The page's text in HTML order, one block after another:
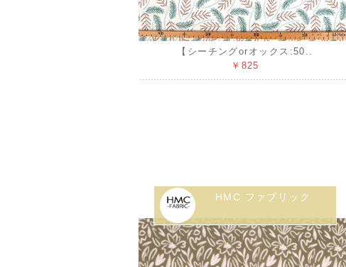
【シーチングorオックス:50..
￥825
HMC ファブリック